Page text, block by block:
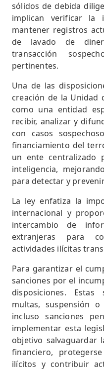
sólidos de debida
implican verificar la
mantener registros
de lavado de
transacción
pertinentes.
Una de las
creación de la Unidad
como una entidad
recibir, analizar y
con casos
financiamiento del
un ente centralizado
inteligencia,
para detectar y
La ley enfatiza la
internacional y
intercambio de
extranjeras para
actividades ilícitas
Para garantizar el
sanciones por el
disposiciones.
multas, suspensión
incluso sanciones
implementar esta
objetivo salvaguardar
financiero,
ilícitos y contribuir